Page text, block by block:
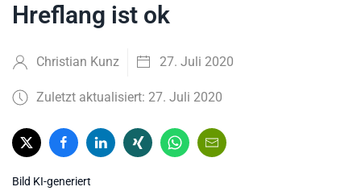
Hreflang ist ok
Christian Kunz 27. Juli 2020
Zuletzt aktualisiert: 27. Juli 2020
Bild KI-generiert